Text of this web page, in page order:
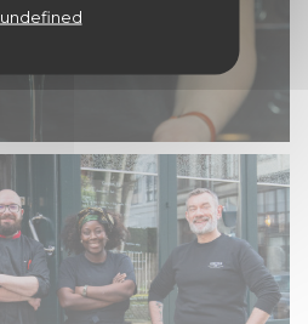
undefined